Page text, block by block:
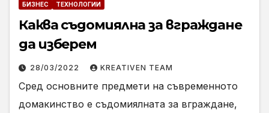
БИЗНЕС ТЕХНОЛОГИИ
Каква съдомиялна за вграждане
да изберем
28/03/2022 KREATIVEN TEAM
Сред основните предмети на съвременното
домакинство е съдомиялната за вграждане,